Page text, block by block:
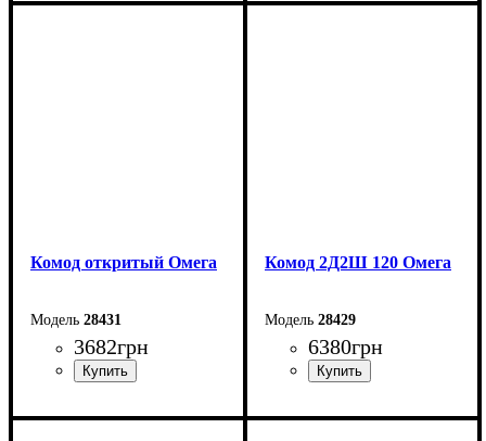
Ширина: 43,4 см
Ширина: 43,4 см
Комод откритый Омега
28431
3682грн
Ширина: 83,4 см
Комод 2Д2Ш 120 Омега
28429
6380грн
Ширина: 120 см